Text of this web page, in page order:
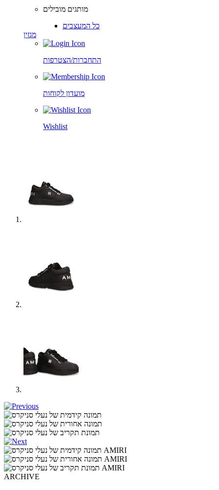
מותגים מובילים
כל המעצבים
מגזין
התחברות/הצטרפות
מועדון לקוחות
Wishlist
ARCHIVE